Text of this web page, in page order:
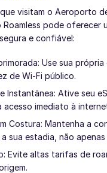
visitam o Aeroporto
Roamless pode oferecer
e confiável:
Use sua
de Wi-Fi público.
Instantânea: Ative seu
acesso imediato à
Costura: Mantenha a
sua estadia, não
Evite altas tarifas de